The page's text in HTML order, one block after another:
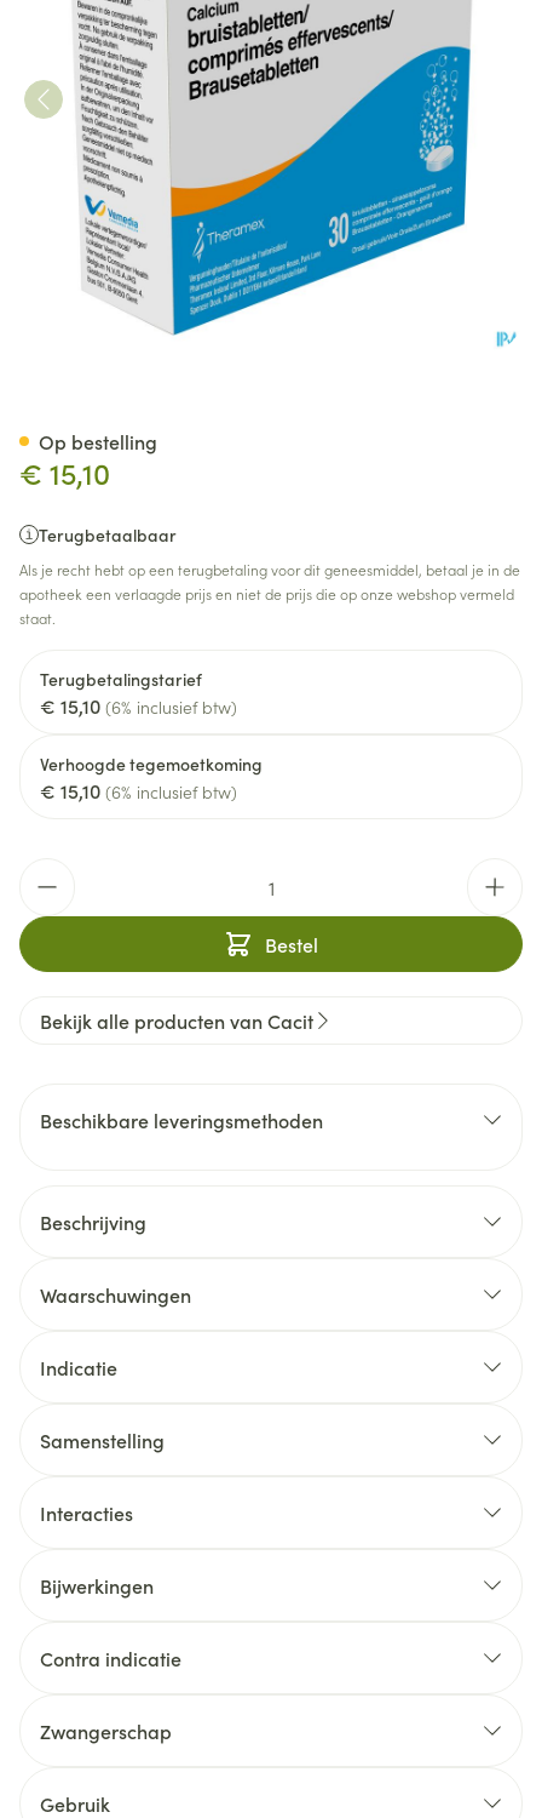
€ 15,10
Terugbetaalbaar
Als je recht hebt op een terugbetaling voor dit geneesmiddel, betaal je in de
apotheek een verlaagde prijs en niet de prijs die op onze webshop vermeld
staat.
Terugbetalingstarief
€ 15,10 (6% inclusief btw)
Verhoogde tegemoetkoming
€ 15,10 (6% inclusief btw)
Bestel
Op bestelling
Bekijk alle producten van Cacit
Beschikbare leveringsmethoden
Beschrijving
Waarschuwingen
Indicatie
Samenstelling
Interacties
Bijwerkingen
Contra indicatie
Zwangerschap
Gebruik